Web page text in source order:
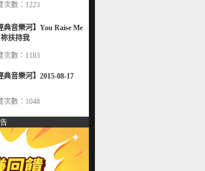
次數：1223
典音樂河】You Raise Me
扶持我
次數：1183
典音樂河】2015-08-17
次數：1048